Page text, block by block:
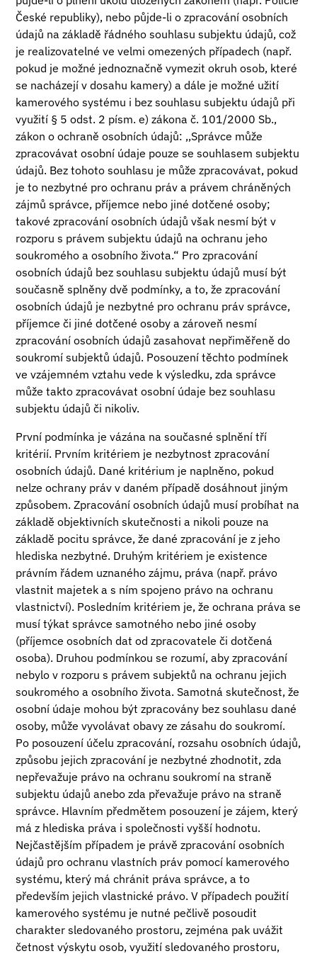
České republiky), nebo půjde-li o zpracování osobních
údajů na základě řádného souhlasu subjektu údajů, což
je realizovatelné ve velmi omezených případech (např.
pokud je možné jednoznačně vymezit okruh osob, které
se nacházejí v dosahu kamery) a dále je možné užití
kamerového systému i bez souhlasu subjektu údajů při
využití § 5 odst. 2 písm. e) zákona č. 101/2000 Sb.,
zákon o ochraně osobních údajů: ,,Správce může
zpracovávat osobní údaje pouze se souhlasem subjektu
údajů. Bez tohoto souhlasu je může zpracovávat, pokud
je to nezbytné pro ochranu práv a právem chráněných
zájmů správce, příjemce nebo jiné dotčené osoby;
takové zpracování osobních údajů však nesmí být v
rozporu s právem subjektu údajů na ochranu jeho
soukromého a osobního života.“ Pro zpracování
osobních údajů bez souhlasu subjektu údajů musí být
současně splněny dvě podmínky, a to, že zpracování
osobních údajů je nezbytné pro ochranu práv správce,
příjemce či jiné dotčené osoby a zároveň nesmí
zpracování osobních údajů zasahovat nepřiměřeně do
soukromí subjektů údajů. Posouzení těchto podmínek
ve vzájemném vztahu vede k výsledku, zda správce
může takto zpracovávat osobní údaje bez souhlasu
subjektu údajů či nikoliv.
První podmínka je vázána na současné splnění tří
kritérií. Prvním kritériem je nezbytnost zpracování
osobních údajů. Dané kritérium je naplněno, pokud
nelze ochrany práv v daném případě dosáhnout jiným
způsobem. Zpracování osobních údajů musí probíhat na
základě objektivních skutečnosti a nikoli pouze na
základě pocitu správce, že dané zpracování je z jeho
hlediska nezbytné. Druhým kritériem je existence
právním řádem uznaného zájmu, práva (např. právo
vlastnit majetek a s ním spojeno právo na ochranu
vlastnictví). Posledním kritériem je, že ochrana práva se
musí týkat správce samotného nebo jiné osoby
(příjemce osobních dat od zpracovatele či dotčená
osoba). Druhou podmínkou se rozumí, aby zpracování
nebylo v rozporu s právem subjektů na ochranu jejich
soukromého a osobního života. Samotná skutečnost, že
osobní údaje mohou být zpracovány bez souhlasu dané
osoby, může vyvolávat obavy ze zásahu do soukromí.
Po posouzení účelu zpracování, rozsahu osobních údajů,
způsobu jejich zpracování je nezbytné zhodnotit, zda
nepřevažuje právo na ochranu soukromí na straně
subjektu údajů anebo zda převažuje právo na straně
správce. Hlavním předmětem posouzení je zájem, který
má z hlediska práva i společnosti vyšší hodnotu.
Nejčastějším případem je právě zpracování osobních
údajů pro ochranu vlastních práv pomocí kamerového
systému, který má chránit práva správce, a to
především jejich vlastnické právo. V případech použití
kamerového systému je nutné pečlivě posoudit
charakter sledovaného prostoru, zejména pak uvážit
četnost výskytu osob, využití sledovaného prostoru,